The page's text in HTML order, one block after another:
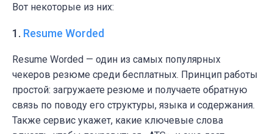
Вот некоторые из них:
1. Resume Worded
Resume Worded — один из самых популярных
чекеров резюме среди бесплатных. Принцип работы
простой: загружаете резюме и получаете обратную
связь по поводу его структуры, языка и содержания.
Также сервис укажет, какие ключевые слова